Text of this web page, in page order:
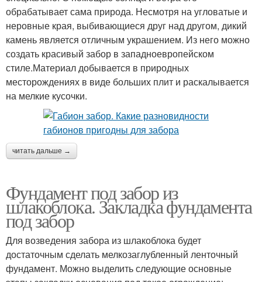
обрабатывает сама природа. Несмотря на угловатые и
неровные края, выбивающиеся друг над другом, дикий
камень является отличным украшением. Из него можно
создать красивый забор в западноевропейском
стиле.Материал добывается в природных
месторождениях в виде больших плит и раскалывается
на мелкие кусочки.
читать дальше →
Фундамент под забор из
шлакоблока. Закладка фундамента
под забор
Для возведения забора из шлакоблока будет
достаточным сделать мелкозаглубленный ленточный
фундамент. Можно выделить следующие основные